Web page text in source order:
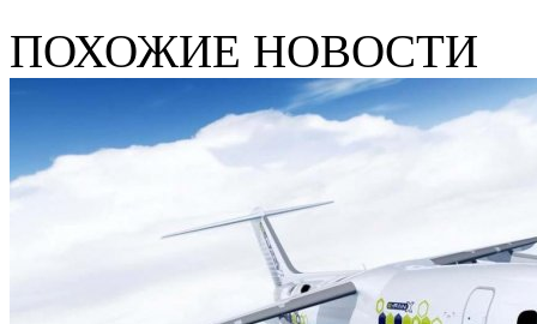
ПОХОЖИЕ НОВОСТИ